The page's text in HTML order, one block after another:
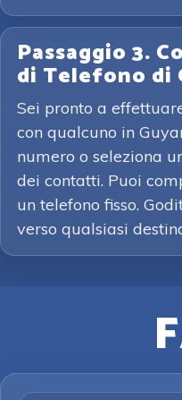
Passaggio 3.
di Telefono di
Sei pronto a
con qualcuno in
numero o seleziona
dei contatti. Puoi
un telefono fisso.
verso qualsiasi